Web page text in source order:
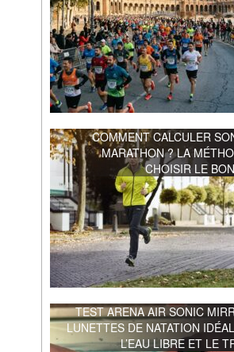
COMMENT CALCULER
MARATHON ? LA
CHOISIR LE
TEST ARENA AIR SONIC
LUNETTES DE NATATION
L’EAU LIBRE ET LE